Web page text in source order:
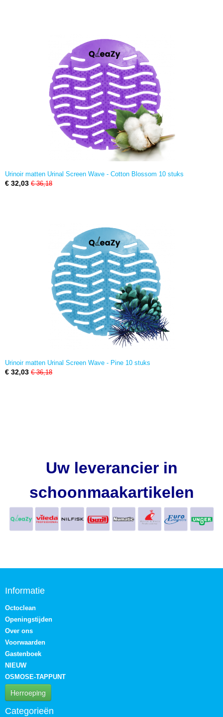
Urinoir matten Urinal Screen Wave - Cotton Blossom 10 stuks
€ 32,03 € 36,18
Urinoir matten Urinal Screen Wave - Pine 10 stuks
€ 32,03 € 36,18
Uw leverancier in
schoonmaakartikelen
Informatie
Octoclean
Openingstijden
Over ons
Voorwaarden
Gastenboek
NIEUW
OSMOSE-TAPPUNT
Herroeping
Categorieën